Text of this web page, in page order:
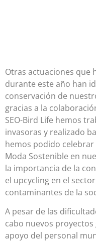
Otras actuaciones que
durante este año han
conservación de
gracias a la
SEO-Bird Life hemos
invasoras y realizado
hemos podido
Moda Sostenible en
la importancia de la
el upcycling en el
contaminantes de la
A pesar de las
cabo nuevos
apoyo del personal